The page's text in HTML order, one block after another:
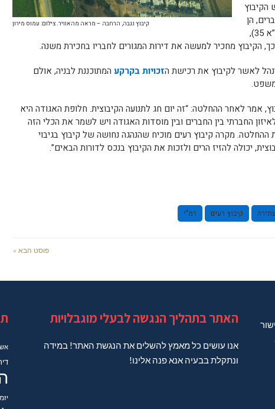
קיבוץ נגבה, הרחבה – מראה מהאוויר. צילום: עמוס מירון
הקיבוץ
הן
הקיימים והן הפוטנציאליים (בכפוף לתמ”א 35),
הקיבוץ מחכיר למעשה את דירות המגורים לחבריו בחכירת משנה.
לאשר לקיבוץ את רכישת הזכויות בקרקע המתוכננת לבניה, אולם
אמר לאחר ההחלטה: “זה יום חג לתנועה הקיבוצית. חלופת האגודה היא
החברתי בין החברים ובין מוסדות האגודה ויש לשמר את הכלי הזה
ההחלטה. מקרה קיבוץ רעים מוכיח שהנהגה נחושה של קיבוץ בגיבוי
יכולה להזיז הרים ולזכות את הקיבוץ בנכס לדורות הבאים”.
עתירה קיבוץ רעים רמ"י
פוסט הבא »
האתר בתהליך הנגשה לבעלי מוגבלויות
אנו עושים כל מאמץ להשלים את הנגשת האתר! במידה
ונתקלת בבעיה אנא פנה אלינו!